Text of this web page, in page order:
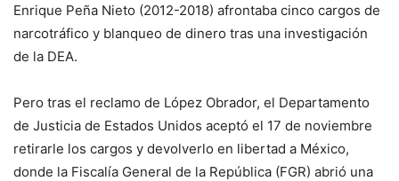
Enrique Peña Nieto (2012-2018) afrontaba cinco cargos de
narcotráfico y blanqueo de dinero tras una investigación
de la DEA.
Pero tras el reclamo de López Obrador, el Departamento
de Justicia de Estados Unidos aceptó el 17 de noviembre
retirarle los cargos y devolverlo en libertad a México,
donde la Fiscalía General de la República (FGR) abrió una